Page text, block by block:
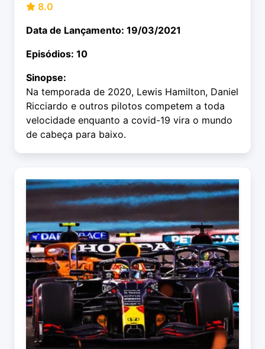
8.0
Data de Lançamento: 19/03/2021
Episódios: 10
Sinopse:
Na temporada de 2020, Lewis Hamilton, Daniel
Ricciardo e outros pilotos competem a toda
velocidade enquanto a covid-19 vira o mundo
de cabeça para baixo.